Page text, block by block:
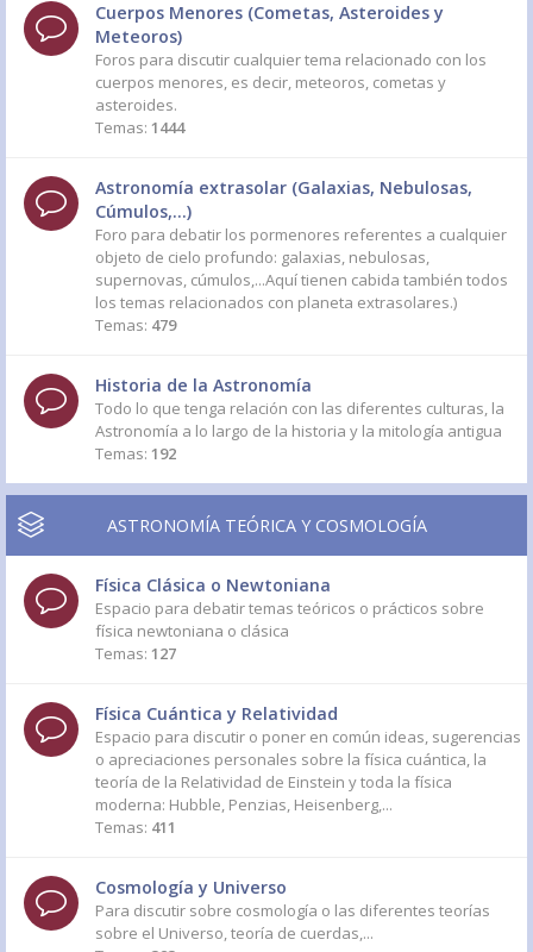
Cuerpos Menores (Cometas, Asteroides y
Meteoros)
Foros para discutir cualquier tema relacionado con los
cuerpos menores, es decir, meteoros, cometas y
asteroides.
Temas: 1444
Astronomía extrasolar (Galaxias, Nebulosas,
Cúmulos,...)
Foro para debatir los pormenores referentes a cualquier
objeto de cielo profundo: galaxias, nebulosas,
supernovas, cúmulos,...Aquí tienen cabida también todos
los temas relacionados con planeta extrasolares.)
Temas: 479
Historia de la Astronomía
Todo lo que tenga relación con las diferentes culturas, la
Astronomía a lo largo de la historia y la mitología antigua
Temas: 192
ASTRONOMÍA TEÓRICA Y COSMOLOGÍA
Física Clásica o Newtoniana
Espacio para debatir temas teóricos o prácticos sobre
física newtoniana o clásica
Temas: 127
Física Cuántica y Relatividad
Espacio para discutir o poner en común ideas, sugerencias
o apreciaciones personales sobre la física cuántica, la
teoría de la Relatividad de Einstein y toda la física
moderna: Hubble, Penzias, Heisenberg,...
Temas: 411
Cosmología y Universo
Para discutir sobre cosmología o las diferentes teorías
sobre el Universo, teoría de cuerdas,...